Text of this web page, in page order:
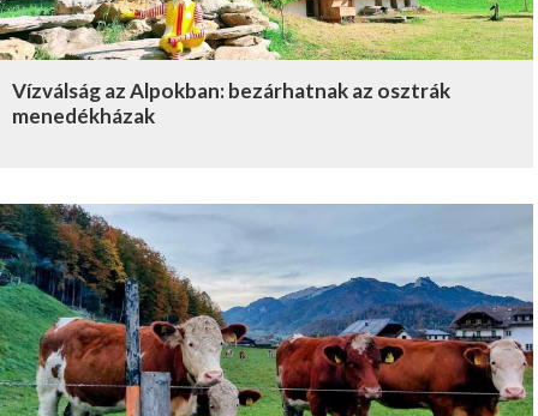
Vízválság az Alpokban: bezárhatnak az osztrák
menedékházak